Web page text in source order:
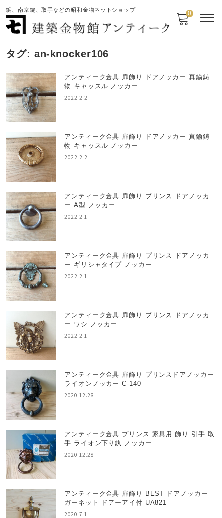
鋲、南京錠、取手などの昭和金物ネットショップ 0
タグ: an-knocker106
アンティーク金具 扉飾り ドアノッカー 真鍮鋳
物 キャッスル ノッカー
2022.2.2
アンティーク金具 扉飾り ドアノッカー 真鍮鋳
物 キャッスル ノッカー
2022.2.2
アンティーク金具 扉飾り プリンス ドアノッカ
ー A型 ノッカー
2022.2.1
アンティーク金具 扉飾り プリンス ドアノッカ
ー ギリシャタイプ ノッカー
2022.2.1
アンティーク金具 扉飾り プリンス ドアノッカ
ー ワシ ノッカー
2022.2.1
アンティーク金具 扉飾り プリンスドアノッカー
ライオンノッカー C-140
2020.12.28
アンティーク金具 プリンス 家具用 飾り 引手 取
手 ライオン下り釻 ノッカー
2020.12.28
アンティーク金具 扉飾り BEST ドアノッカー
ガーネット ドアーアイ付 UA821
2020.7.1